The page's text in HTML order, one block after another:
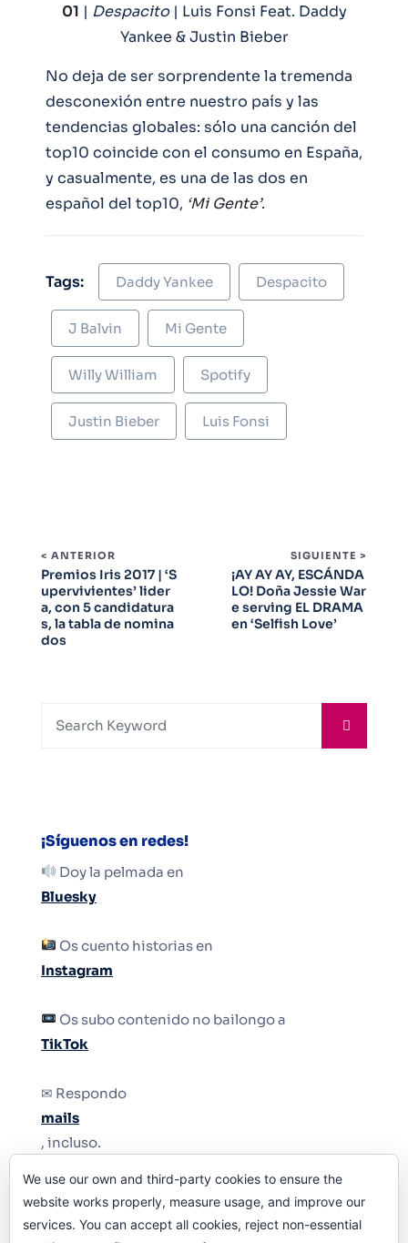
01 | Despacito| Luis Fonsi Feat. Daddy
Yankee & Justin Bieber
No deja de ser sorprendente la tremenda
desconexión entre nuestro país y las
tendencias globales: sólo una canción del
top10 coincide con el consumo en España,
y casualmente, es una de las dos en
español del top10, ‘Mi Gente’.
Tags: Daddy Yankee Despacito
J Balvin Mi Gente
Willy William Spotify
Justin Bieber Luis Fonsi
< ANTERIOR
Premios Iris 2017 | ‘S
upervivientes’ lider
a, con 5 candidatura
s, la tabla de nomina
dos
SIGUIENTE >
¡AY AY AY, ESCÁNDA
LO! Doña Jessie War
e serving EL DRAMA
en ‘Selfish Love’
¡Síguenos en redes!
Doy la pelmada en
Bluesky
Os cuento historias en
Instagram
Os subo contenido no bailongo a
TikTok
✉ Respondo
mails
, incluso.
Y si una persona no puede tener teléfono, que
le quiten el teléfono.
We use our own and third-party cookies to ensure the
website works properly, measure usage, and improve our
services. You can accept all cookies, reject non-essential